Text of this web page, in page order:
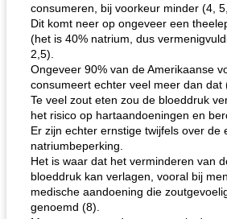
gemakkelijke rijst en hamburger een gerecht diner
consumeren, bij voorkeur minder (4,
Dit komt neer op ongeveer een
(het is 40% natrium, dus
2,5).
Ongeveer 90% van de Amerikaanse
consumeert echter veel meer dan dat
Te veel zout eten zou de bloeddruk
het risico op hartaandoeningen en
Er zijn echter ernstige twijfels over de
natriumbeperking.
Het is waar dat het verminderen van
bloeddruk kan verlagen, vooral bij
medische aandoening die
genoemd (8).